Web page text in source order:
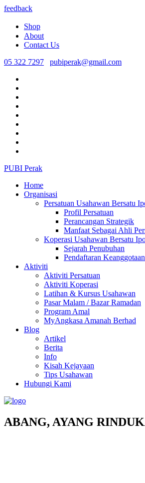
feedback
Shop
About
Contact Us
05 322 7297
pubiperak@gmail.com
PUBI Perak
Home
Organisasi
Persatuan Usahawan Bersatu
Profil Persatuan
Perancangan Strategik
Manfaat Sebagai Ahli
Koperasi Usahawan Bersatu
Sejarah Penubuhan
Pendaftaran
Aktiviti
Aktiviti Persatuan
Aktiviti Koperasi
Latihan & Kursus Usahawan
Pasar Malam / Bazar Ramadan
Program Amal
MyAngkasa Amanah Berhad
Blog
Artikel
Berita
Info
Kisah Kejayaan
Tips Usahawan
Hubungi Kami
ABANG, AYANG